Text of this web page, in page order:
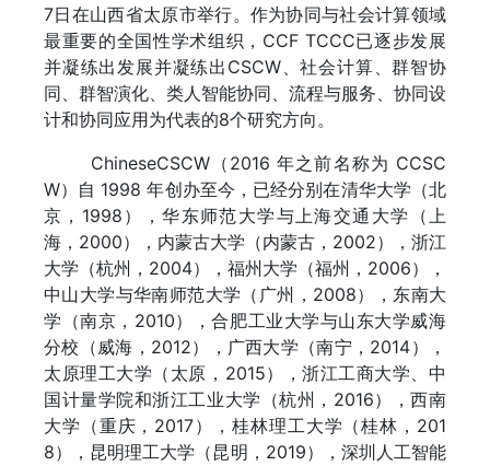
7日在山西省太原市举行。作为协同与社会计算领域
最重要的全国性学术组织，CCF TCCC已逐步发展
并凝练出发展并凝练出CSCW、社会计算、群智协
同、群智演化、类人智能协同、流程与服务、协同设
计和协同应用为代表的8个研究方向。
ChineseCSCW（2016 年之前名称为 CCSC
W）自 1998 年创办至今，已经分别在清华大学（北
京，1998），华东师范大学与上海交通大学（上
海，2000），内蒙古大学（内蒙古，2002），浙江
大学（杭州，2004），福州大学（福州，2006），
中山大学与华南师范大学（广州，2008），东南大
学（南京，2010），合肥工业大学与山东大学威海
分校（威海，2012），广西大学（南宁，2014），
太原理工大学（太原，2015），浙江工商大学、中
国计量学院和浙江工业大学（杭州，2016），西南
大学（重庆，2017），桂林理工大学（桂林，201
8），昆明理工大学（昆明，2019），深圳人工智能